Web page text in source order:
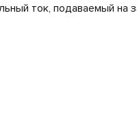
ток, подаваемый на